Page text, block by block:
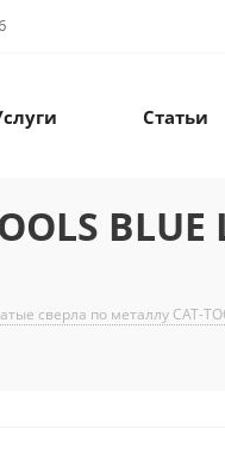
Статьи
сверла по металлу CAT-